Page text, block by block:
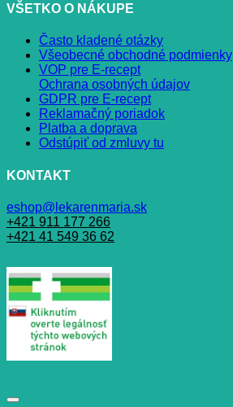
VŠETKO O NÁKUPE
Často kladené otázky
Všeobecné obchodné podmienky
VOP pre E-recept
Ochrana osobných údajov
GDPR pre E-recept
Reklamačný poriadok
Platba a doprava
Odstúpiť od zmluvy tu
KONTAKT
eshop@lekarenmaria.sk
+421 911 177 266
+421 41 549 36 62